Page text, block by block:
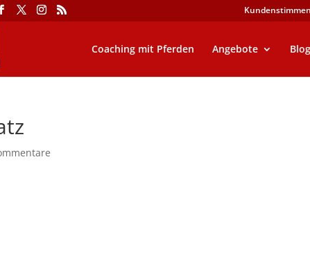
Kundenstimmen
Coaching mit Pferden Angebote Blog